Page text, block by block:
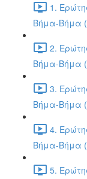
1.
Βήμα-Βήμα
2.
Βήμα-Βήμα
3.
Βήμα-Βήμα
4.
Βήμα-Βήμα
5.